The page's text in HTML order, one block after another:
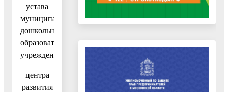
устава
муниципального
дошкольного
образовательного
учреждения
центра
развития